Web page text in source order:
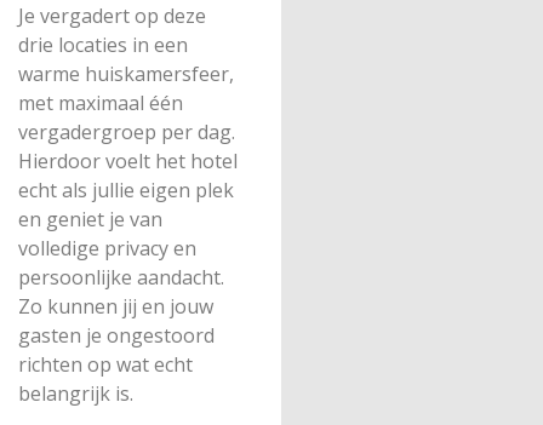
Je vergadert op deze
drie locaties in een
warme huiskamersfeer,
met maximaal één
vergadergroep per dag.
Hierdoor voelt het hotel
echt als jullie eigen plek
en geniet je van
volledige privacy en
persoonlijke aandacht.
Zo kunnen jij en jouw
gasten je ongestoord
richten op wat echt
belangrijk is.